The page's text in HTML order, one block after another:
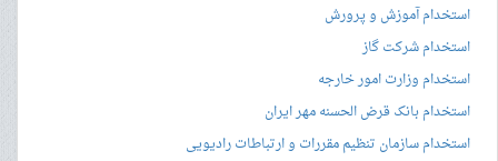
استخدام آموزش و پرورش
استخدام شرکت گاز
استخدام وزارت امور خارجه
استخدام بانک قرض الحسنه مهر ایران
استخدام سازمان تنظیم مقررات و ارتباطات رادیویی